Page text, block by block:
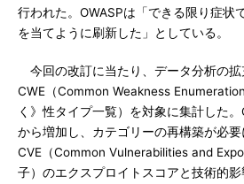
行われた。OWASPは「できる限り症状
を当てように刷新した」としている。
今回の改訂に当たり、データ分析の
CWE（Common Weakness
く》性タイプ一覧）を対象に集計した
から増加し、カテゴリーの再構築が必要
CVE（Common Vulnerabilities and
子）のエクスプロイトスコアと技術的